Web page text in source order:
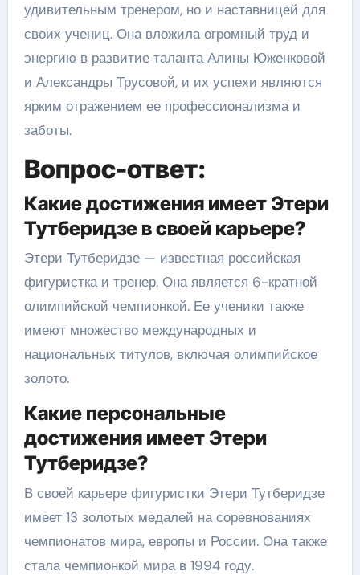
удивительным тренером, но и наставницей для
своих учениц. Она вложила огромный труд и
энергию в развитие таланта Алины Юженковой
и Александры Трусовой, и их успехи являются
ярким отражением ее профессионализма и
заботы.
Вопрос-ответ:
Какие достижения имеет Этери
Тутберидзе в своей карьере?
Этери Тутберидзе — известная российская
фигуристка и тренер. Она является 6-кратной
олимпийской чемпионкой. Ее ученики также
имеют множество международных и
национальных титулов, включая олимпийское
золото.
Какие персональные
достижения имеет Этери
Тутберидзе?
В своей карьере фигуристки Этери Тутберидзе
имеет 13 золотых медалей на соревнованиях
чемпионатов мира, европы и России. Она также
стала чемпионкой мира в 1994 году.